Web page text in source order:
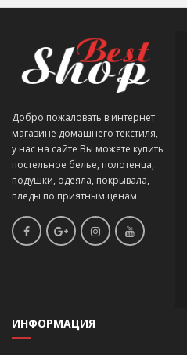
Добро пожаловать в интернет
магазине домашнего текстиля,
у нас на сайте Вы можете купить
постельное белье, полотенца,
подушки, одеяла, покрывала,
пледы по приятным ценам.
ИНФОРМАЦИЯ